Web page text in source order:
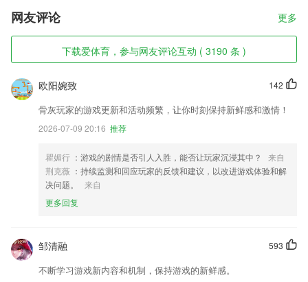
网友评论 更多
下载爱体育，参与网友评论互动 ( 3190 条 )
142
欧阳婉致
骨灰玩家的游戏更新和活动频繁，让你时刻保持新鲜感和激情！
2026-07-09 20:16 推荐
瞿媚行 ：游戏的剧情是否引人入胜，能否让玩家沉浸其中？
来自
荆克薇 ：持续监测和回应玩家的反馈和建议，以改进游戏体验和解
决问题。
来自
更多回复
593
邹清融
不断学习游戏新内容和机制，保持游戏的新鲜感。